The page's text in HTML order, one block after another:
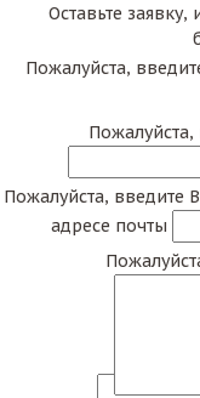
Оставьте
Пожалуйста,
Пожалуйста, введите
адресе почты